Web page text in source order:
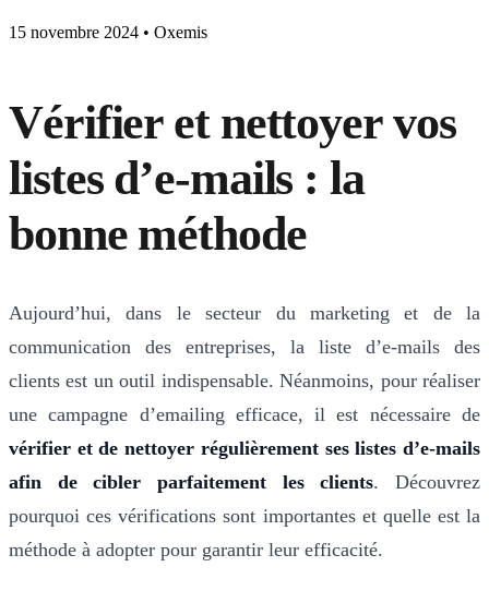
15 novembre 2024 • Oxemis
Vérifier et nettoyer vos
listes d’e-mails : la
bonne méthode
Aujourd’hui, dans le secteur du marketing et de la
communication des entreprises, la liste d’e-mails des
clients est un outil indispensable. Néanmoins, pour réaliser
une campagne d’emailing efficace, il est nécessaire de
vérifier et de nettoyer régulièrement ses listes d’e-mails
afin de cibler parfaitement les clients. Découvrez
pourquoi ces vérifications sont importantes et quelle est la
méthode à adopter pour garantir leur efficacité.